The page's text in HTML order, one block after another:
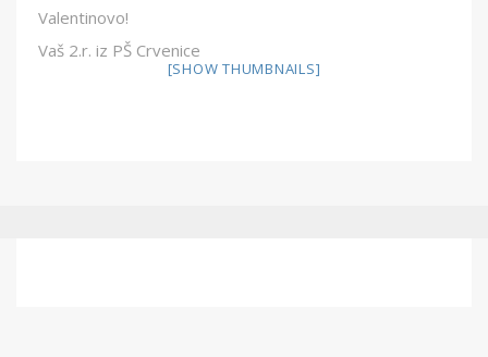
Valentinovo!
Vaš 2.r. iz PŠ Crvenice
[SHOW THUMBNAILS]